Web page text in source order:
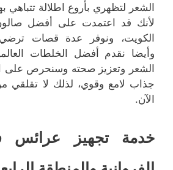
الشعر لتظهري بأروع اطلالة تتباهي
لأنك قد اعتمدت على أفضل
الكويت، ونوفر عدة قصات ترضي
وأيضا نقدم أفضل الخلطات
الشعر وتعزيز صحته وسنحرص
جذاب لامع وقوي، لذلك لا
الآن.
خدمة تجهيز عرائس